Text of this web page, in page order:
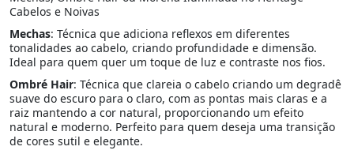
Cabelos e Noivas
Mechas: Técnica que adiciona reflexos em diferentes
tonalidades ao cabelo, criando profundidade e dimensão.
Ideal para quem quer um toque de luz e contraste nos fios.
Ombré Hair: Técnica que clareia o cabelo criando um degradê
suave do escuro para o claro, com as pontas mais claras e a
raiz mantendo a cor natural, proporcionando um efeito
natural e moderno. Perfeito para quem deseja uma transição
de cores sutil e elegante.